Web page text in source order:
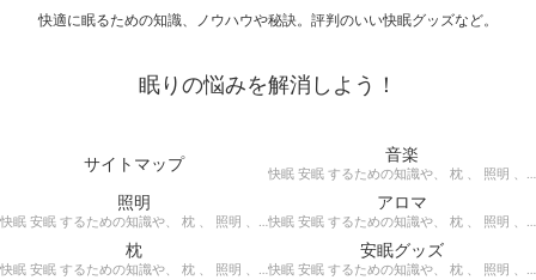
快適に眠るための知識、ノウハウや秘訣。評判のいい快眠グッズなど。
眠りの悩みを解消しよう！
サイトマップ 音楽
快眠 安眠 するための知識や、 枕 、 照明 、 アロマ など、おすすめの グッズ を紹介。 快眠 安眠 のための 音楽 CD の紹介です。 ヒーリングCD リラクゼーションCD インストゥルメンタルCD オルゴールCD ヘミシンクCD α波音楽 など。
照明
快眠 安眠 するための知識や、 枕 、 照明 、 アロマ など、おすすめの グッズ などを紹介。 快眠 安眠 のための 照明 フロアライト テーブルライト デスクライト スタンドライト など。
アロマ
快眠 安眠 するための知識や、 枕 、 照明 、 アロマ など、おすすめの グッズ などを紹介。 エッセンシャルオイル をはじめ、 アロマオイル を利用した アロマランプ 、 アロマディフューザー 、 アロマスプレー などの紹介です。
枕
快眠 安眠 するための知識や、 枕 、 照明 、 アロマ など、おすすめの グッズ などを紹介。 ぐっすり眠るために重要な枕選びのポイントや商品の紹介、 テンピュール 、 マニフレックス など。
安眠グッズ
快眠 安眠 するための知識や、 枕 、 照明 、 アロマ など、おすすめの グッズ などを紹介。 いろいろな 快眠 安眠 グッズ の紹介、足枕、うたた寝枕、目覚まし時計、入浴剤 など。